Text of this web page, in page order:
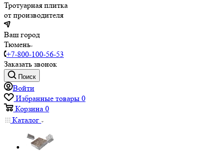
Тротуарная плитка
от производителя
Ваш город
Тюмень
+7-800-100-56-53
Заказать звонок
Поиск
Войти
Избранные товары 0
Корзина 0
Каталог